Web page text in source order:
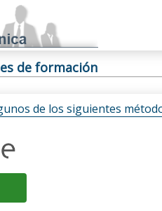
de formación
de los siguientes